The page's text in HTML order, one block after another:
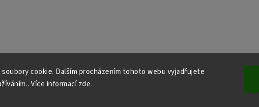
cookie. Dalším procházením tohoto webu vyjadřujete
Více informacízde.